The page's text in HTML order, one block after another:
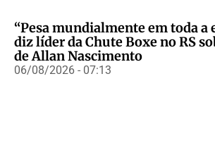
“Pesa mundialmente em toda a
diz líder da Chute Boxe no RS
de Allan Nascimento
06/08/2026 - 07:13